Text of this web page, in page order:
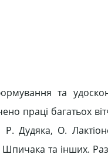
та
праці багатьох
Р. Дудяка, О.
та інших.